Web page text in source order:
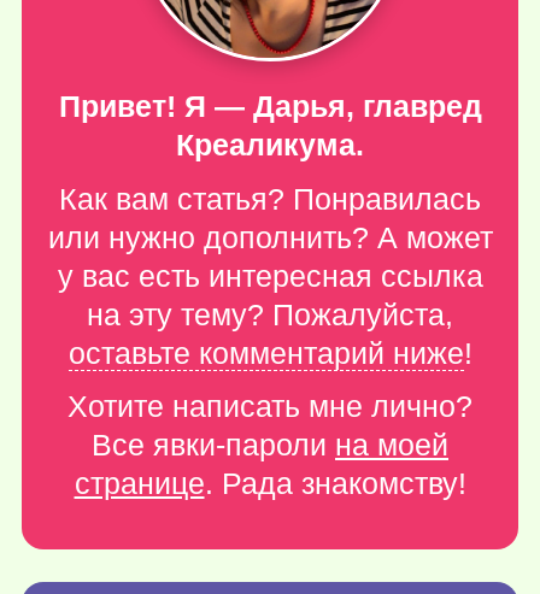
Привет! Я — Дарья, главред
Креаликума.
Как вам статья? Понравилась
или нужно дополнить? А может
у вас есть интересная ссылка
на эту тему? Пожалуйста,
оставьте комментарий ниже!
Хотите написать мне лично?
Все явки-пароли на моей
странице. Рада знакомству!